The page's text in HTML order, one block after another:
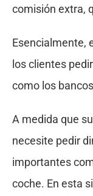
comisión extra,
Esencialmente,
los clientes
como los
A medida que
necesite pedir
importantes
coche. En esta